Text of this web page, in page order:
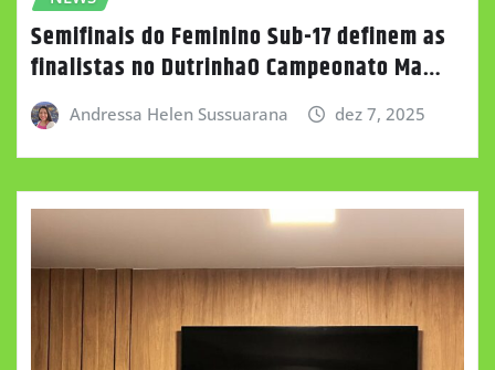
Semifinais do Feminino Sub-17 definem as
finalistas no DutrinhaO Campeonato Ma…
Andressa Helen Sussuarana dez 7, 2025